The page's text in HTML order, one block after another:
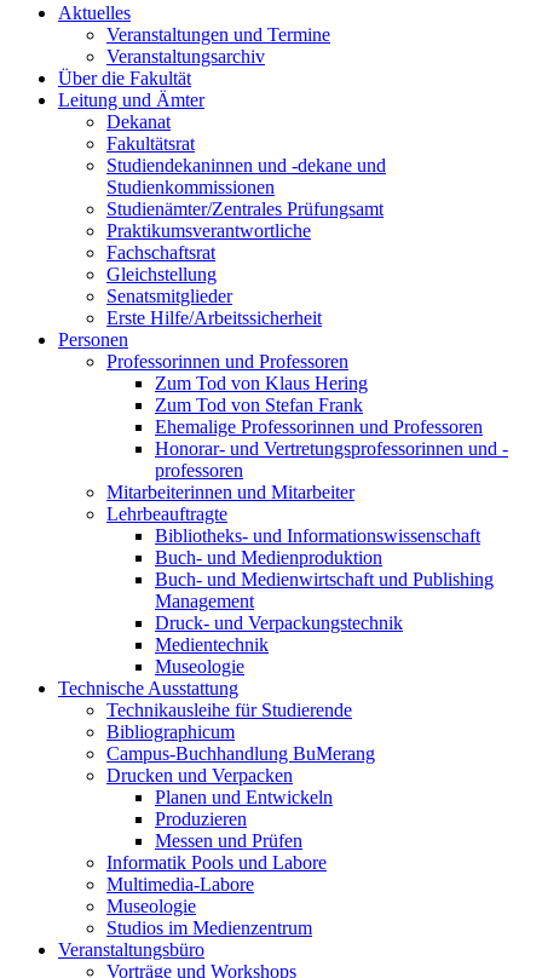
Aktuelles
Veranstaltungen und Termine
Veranstaltungsarchiv
Über die Fakultät
Leitung und Ämter
Dekanat
Fakultätsrat
Studiendekaninnen und -dekane und
Studienkommissionen
Studienämter/Zentrales Prüfungsamt
Praktikumsverantwortliche
Fachschaftsrat
Gleichstellung
Senatsmitglieder
Erste Hilfe/Arbeitssicherheit
Personen
Professorinnen und Professoren
Zum Tod von Klaus Hering
Zum Tod von Stefan Frank
Ehemalige Professorinnen und Professoren
Honorar- und Vertretungsprofessorinnen und -
professoren
Mitarbeiterinnen und Mitarbeiter
Lehrbeauftragte
Bibliotheks- und Informationswissenschaft
Buch- und Medienproduktion
Buch- und Medienwirtschaft und Publishing
Management
Druck- und Verpackungstechnik
Medientechnik
Museologie
Technische Ausstattung
Technikausleihe für Studierende
Bibliographicum
Campus-Buchhandlung BuMerang
Drucken und Verpacken
Planen und Entwickeln
Produzieren
Messen und Prüfen
Informatik Pools und Labore
Multimedia-Labore
Museologie
Studios im Medienzentrum
Veranstaltungsbüro
Vorträge und Workshops